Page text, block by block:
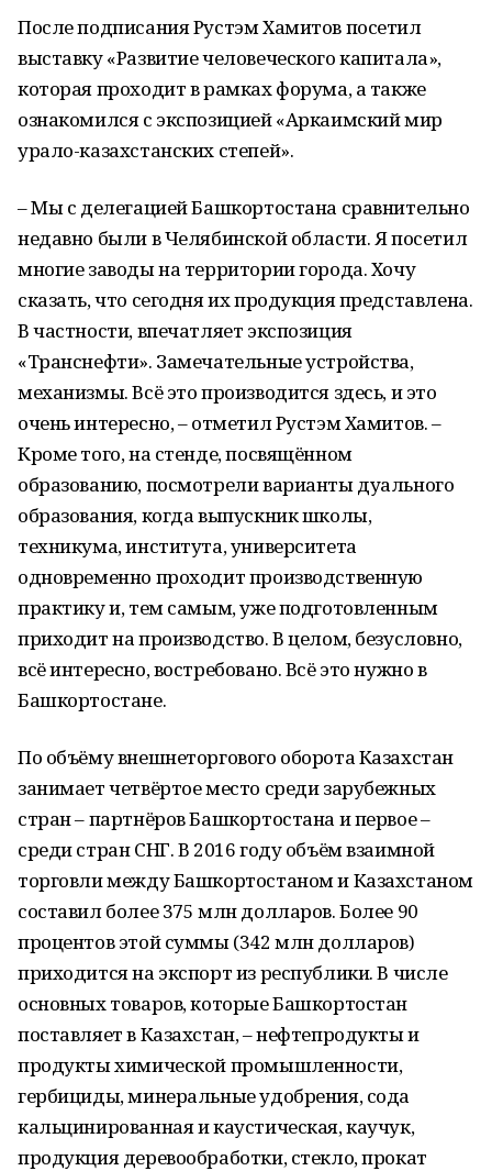
После подписания Рустэм Хамитов посетил
выставку «Развитие человеческого капитала»,
которая проходит в рамках форума, а также
ознакомился с экспозицией «Аркаимский мир
урало-казахстанских степей».
– Мы с делегацией Башкортостана сравнительно
недавно были в Челябинской области. Я посетил
многие заводы на территории города. Хочу
сказать, что сегодня их продукция представлена.
В частности, впечатляет экспозиция
«Транснефти». Замечательные устройства,
механизмы. Всё это производится здесь, и это
очень интересно, – отметил Рустэм Хамитов. –
Кроме того, на стенде, посвящённом
образованию, посмотрели варианты дуального
образования, когда выпускник школы,
техникума, института, университета
одновременно проходит производственную
практику и, тем самым, уже подготовленным
приходит на производство. В целом, безусловно,
всё интересно, востребовано. Всё это нужно в
Башкортостане.
По объёму внешнеторгового оборота Казахстан
занимает четвёртое место среди зарубежных
стран – партнёров Башкортостана и первое –
среди стран СНГ. В 2016 году объём взаимной
торговли между Башкортостаном и Казахстаном
составил более 375 млн долларов. Более 90
процентов этой суммы (342 млн долларов)
приходится на экспорт из республики. В числе
основных товаров, которые Башкортостан
поставляет в Казахстан, – нефтепродукты и
продукты химической промышленности,
гербициды, минеральные удобрения, сода
кальцинированная и каустическая, каучук,
продукция деревообработки, стекло, прокат